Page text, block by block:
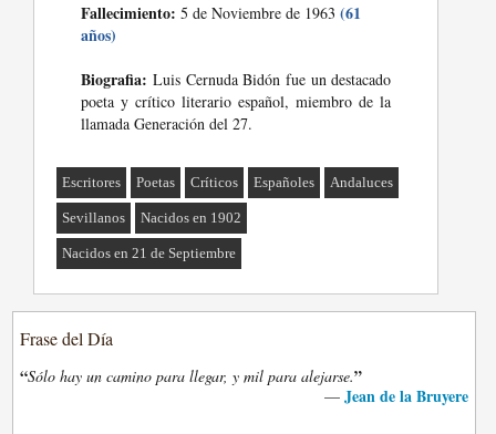
Fallecimiento: 5 de Noviembre de 1963(61
años)
Biografia: Luis Cernuda Bidón fue un destacado
poeta y crítico literario español, miembro de la
llamada Generación del 27.
Escritores Poetas Críticos Españoles Andaluces
Sevillanos Nacidos en 1902
Nacidos en 21 de Septiembre
Frase del Día
“Sólo hay un camino para llegar, y mil para alejarse.”
— Jean de la Bruyere